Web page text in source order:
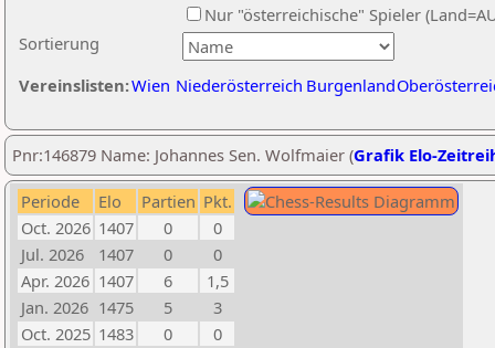
Sortierung
Nur "österreichische" Spieler
Vereinslisten:Wien Niederösterreich Burgenland
Pnr:146879 Name: Johannes Sen. Wolfmaier (Grafik Elo-
Periode Elo Partien Pkt.
Oct. 2026 1407 0
0
Jul. 2026
1407 0
0
Apr. 2026 1407 6
1,5
Jan. 2026 1475 5
3
Oct. 2025 1483 0
0